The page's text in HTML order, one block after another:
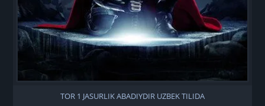
TOR 1 JASURLIK ABADIYDIR UZBEK TILIDA